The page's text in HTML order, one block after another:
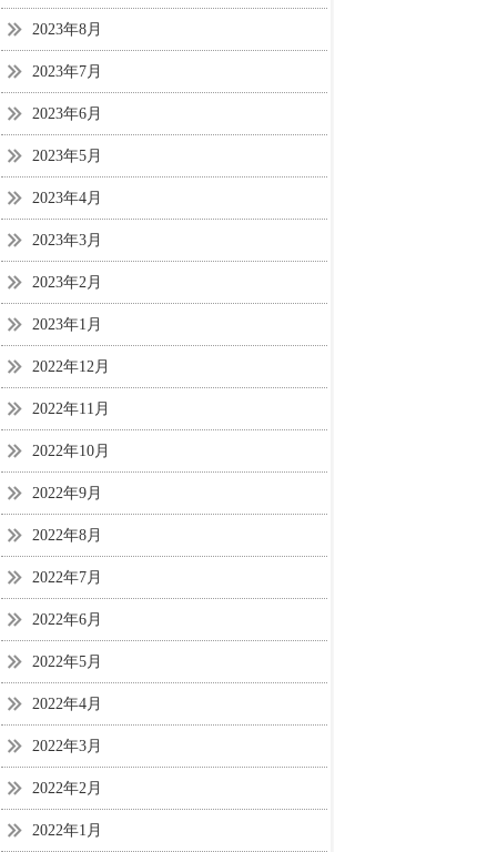
2023年8月
2023年7月
2023年6月
2023年5月
2023年4月
2023年3月
2023年2月
2023年1月
2022年12月
2022年11月
2022年10月
2022年9月
2022年8月
2022年7月
2022年6月
2022年5月
2022年4月
2022年3月
2022年2月
2022年1月